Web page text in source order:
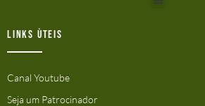
Links ùteis
Canal Youtube
Seja um Patrocinador